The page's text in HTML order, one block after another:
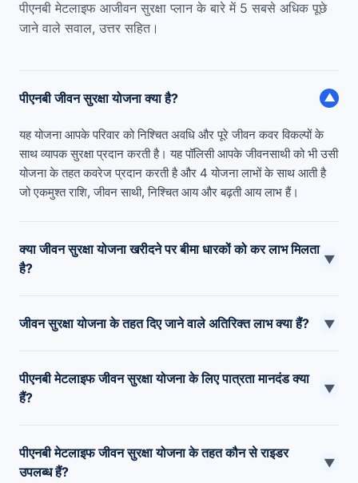
पीएनबी मेटलाइफ आजीवन सुरक्षा प्लान के बारे में 5 सबसे अधिक पूछे
जाने वाले सवाल, उत्तर सहित।
पीएनबी जीवन सुरक्षा योजना क्या है? ▼
यह योजना आपके परिवार को निश्चित अवधि और पूरे जीवन कवर विकल्पों के
साथ व्यापक सुरक्षा प्रदान करती है। यह पॉलिसी आपके जीवनसाथी को भी उसी
योजना के तहत कवरेज प्रदान करती है और 4 योजना लाभों के साथ आती है
जो एकमुश्त राशि, जीवन साथी, निश्चित आय और बढ़ती आय लाभ हैं।
क्या जीवन सुरक्षा योजना खरीदने पर बीमा धारकों को कर लाभ मिलता
है?
▼
अधिनियम, 1961 के अनुसार कर लाभ के हकदार हैं।
जीवन सुरक्षा योजना के तहत दिए जाने वाले अतिरिक्त लाभ क्या हैं? ▼
समर्पण लाभ, प्रीमियम लाभ की वापसी, महिलाओं के लिए विशेष प्रीमियम दरें,
और बहुत कुछ।
पीएनबी मेटलाइफ जीवन सुरक्षा योजना के लिए पात्रता मानदंड क्या
हैं?
▼
- 18 वर्ष अधिकतम प्रवेश आयु - 65 वर्ष
पीएनबी मेटलाइफ जीवन सुरक्षा योजना के तहत कौन से राइडर
उपलब्ध हैं?
▼